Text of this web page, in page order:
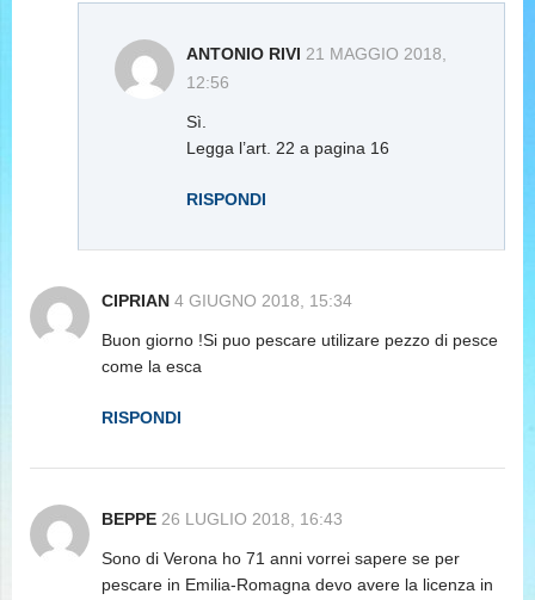
ANTONIO RIVI 21 MAGGIO 2018,
12:56
Sì.
Legga l’art. 22 a pagina 16
RISPONDI
CIPRIAN 4 GIUGNO 2018, 15:34
Buon giorno !Si puo pescare utilizare pezzo di pesce
come la esca
RISPONDI
BEPPE 26 LUGLIO 2018, 16:43
Sono di Verona ho 71 anni vorrei sapere se per
pescare in Emilia-Romagna devo avere la licenza in